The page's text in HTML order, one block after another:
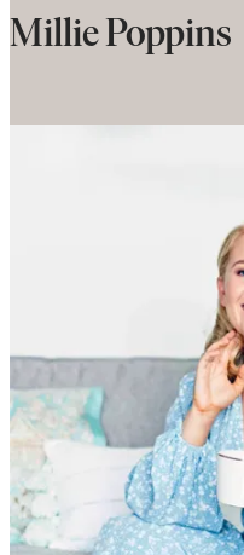
Millie Poppins